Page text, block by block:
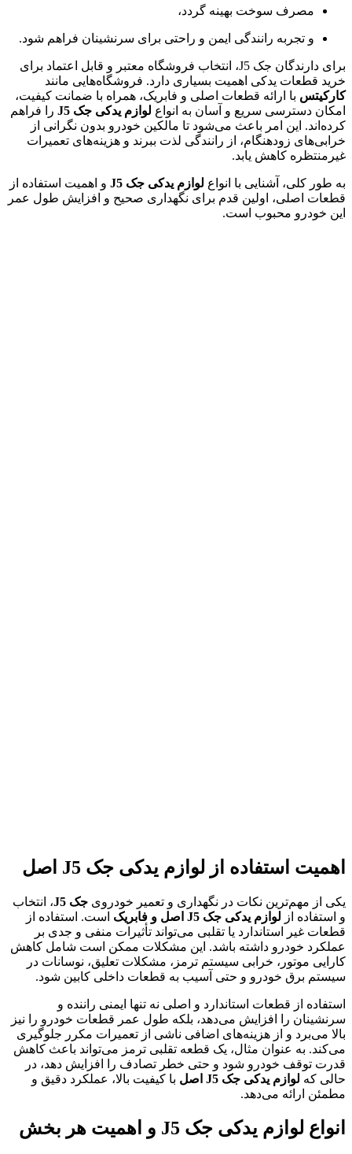
مصرف سوخت بهینه گردد،
و تجربه رانندگی ایمن و راحتی برای سرنشینان فراهم شود.
برای دارندگان جک J5، انتخاب فروشگاه معتبر و قابل اعتماد برای
خرید قطعات یدکی اهمیت بسیاری دارد. فروشگاه‌هایی مانند
کارکیتس با ارائه قطعات اصلی و فابریک، همراه با ضمانت کیفیت،
امکان دسترسی سریع و آسان به انواع لوازم یدکی جک J5
را فراهم
کرده‌اند. این امر باعث می‌شود تا مالکین خودرو بدون نگرانی از
خرابی‌های زودهنگام، از رانندگی لذت ببرند و هزینه‌های تعمیرات
غیرمنتظره کاهش یابد.
به طور کلی، آشنایی با انواع لوازم یدکی جک J5
و اهمیت استفاده از
قطعات اصلی، اولین قدم برای نگهداری صحیح و افزایش طول عمر
این خودرو محبوب است.
اهمیت استفاده از لوازم یدکی جک J5 اصل
یکی از مهم‌ترین نکات در نگهداری و تعمیر خودروی جک J5
، انتخاب
و استفاده از لوازم یدکی جک J5 اصل و فابریک
است. استفاده از
قطعات غیر استاندارد یا تقلبی می‌تواند تأثیرات منفی و جدی بر
عملکرد خودرو داشته باشد. این مشکلات ممکن است شامل کاهش
کارایی موتور، خرابی سیستم ترمز، مشکلات تعلیق، نوسانات در
سیستم برق خودرو و حتی آسیب به قطعات داخلی کابین شود.
استفاده از قطعات استاندارد و اصلی نه تنها ایمنی راننده و
سرنشینان را افزایش می‌دهد، بلکه طول عمر قطعات خودرو را نیز
بالا می‌برد و از هزینه‌های اضافی ناشی از تعمیرات مکرر جلوگیری
می‌کند. به عنوان مثال، یک قطعه تقلبی ترمز می‌تواند باعث کاهش
قدرت توقف خودرو شود و حتی خطر تصادف را افزایش دهد، در
حالی که لوازم یدکی جک J5 اصل
با کیفیت بالا، عملکرد دقیق و
مطمئن ارائه می‌دهد.
انواع لوازم یدکی جک J5 و اهمیت هر بخش